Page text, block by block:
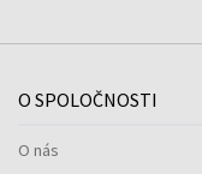
O SPOLOČNOSTI
O nás